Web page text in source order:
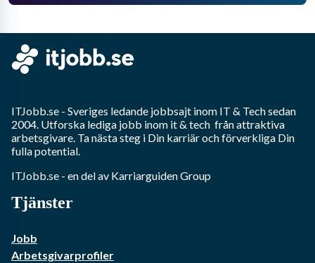
ITJobb.se - Sveriges ledande jobbsajt inom IT & Techsedan
2004. Utforska lediga jobb inom it & tech från attraktiva
arbetsgivare. Ta nästa steg i Din karriär och förverkliga Din
fulla potential.
ITJobb.se - en del av Karriarguiden Group
Tjänster
Jobb
Arbetsgivarprofiler